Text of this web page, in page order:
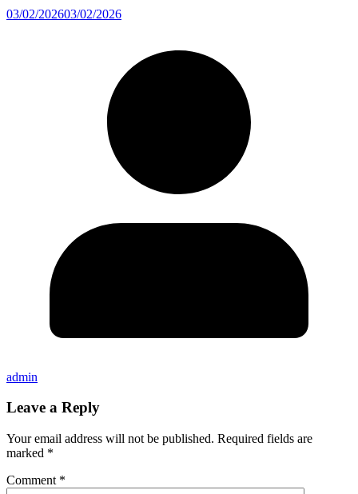
03/02/202603/02/2026
admin
Leave a Reply
Your email address will not be published. Required fields are
marked *
Comment *